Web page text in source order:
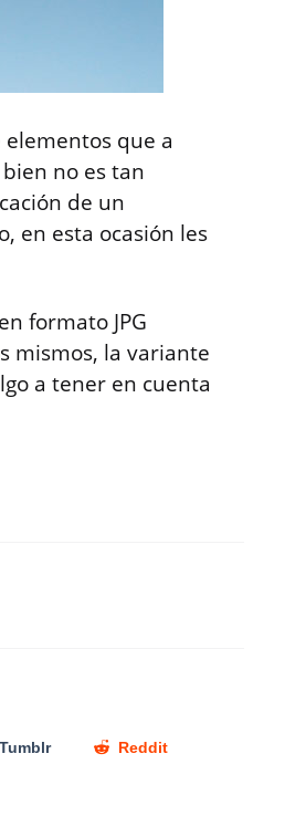
que a
no es tan
de un
en esta ocasión les
formato JPG
mismos, la variante
a tener en cuenta
Tumblr Reddit